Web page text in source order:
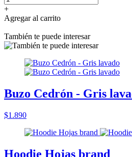
+
Agregar al carrito
También te puede interesar
Buzo Cedrón - Gris
$1.890
Hoodie Hojas brand